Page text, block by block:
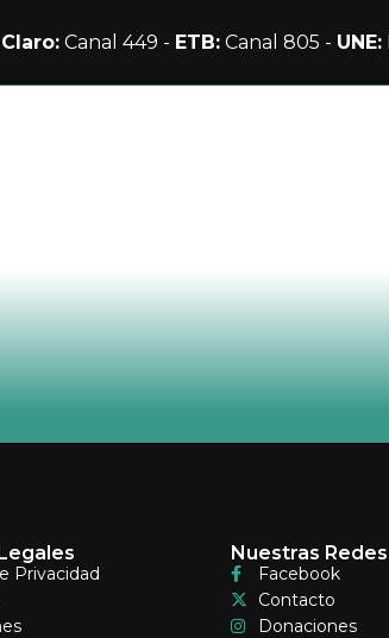
Claro: Canal 449 - ETB: Canal 805 - UNE:
Privacidad
Nuestras Redes
Facebook
Contacto
Donaciones